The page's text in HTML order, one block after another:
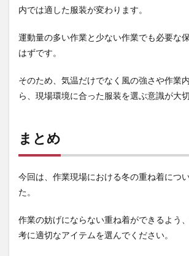
内では適した服装が変わります。
運動量の多い作業と少ない作業でも必要な
はずです。
そのため、気温だけでなく風の強さや作業
ら、現場環境に合った服装を選ぶ意識が大切
まとめ
今回は、作業現場における冬の重ね着につ
た。
作業の妨げにならない重ね着ができるよう
考に適切なアイテムを選んでください。